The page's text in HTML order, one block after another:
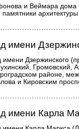
и Веймара дома
памятники
имени
имени Дзержинского
Громовский,
районе,
и Кировским
имени Карла